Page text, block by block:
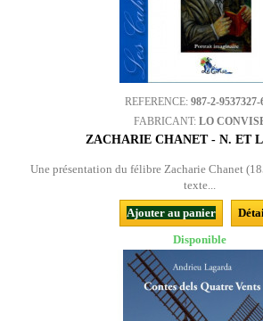
REFERENCE: 987-2-9537327-
FABRICANT: LO
ZACHARIE CHANET - N. ET
Une présentation du félibre Zacharie Chanet
texte...
Ajouter au panier
Disponible